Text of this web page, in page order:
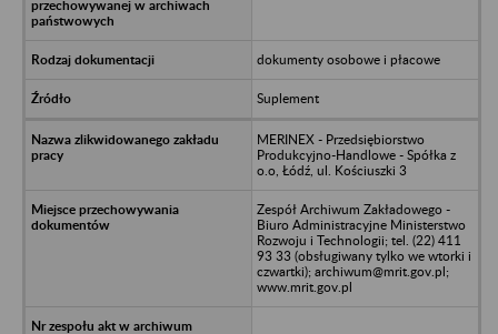
dokumenty osobowe i płacowe
Suplement
MERINEX - Przedsiębiorstwo
Produkcyjno-Handlowe - Spółka z
o.o, Łódź, ul. Kościuszki 3
Zespół Archiwum Zakładowego -
Biuro Administracyjne Ministerstwo
Rozwoju i Technologii; tel. (22) 411
93 33 (obsługiwany tylko we wtorki i
czwartki); archiwum@mrit.gov.pl;
www.mrit.gov.pl